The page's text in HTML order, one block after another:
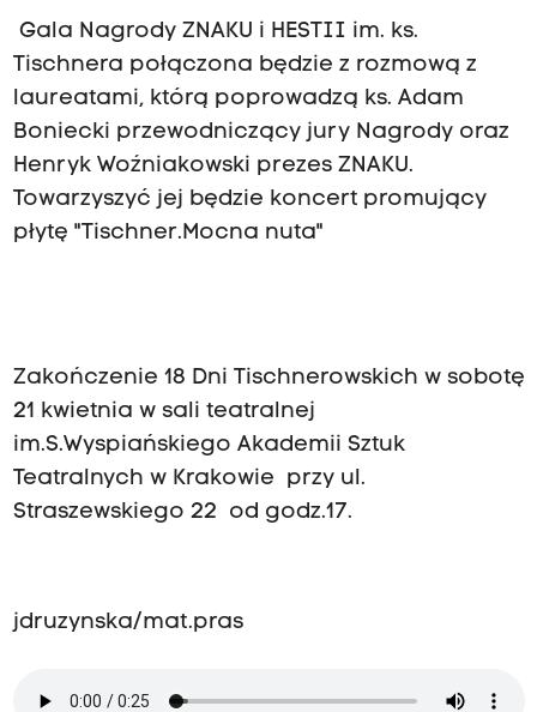
Gala Nagrody ZNAKU i HESTII im. ks.
Tischnera połączona będzie z rozmową z
laureatami, którą poprowadzą ks. Adam
Boniecki przewodniczący jury Nagrody oraz
Henryk Woźniakowski prezes ZNAKU.
Towarzyszyć jej będzie koncert promujący
płytę "Tischner.Mocna nuta"
Zakończenie 18 Dni Tischnerowskich w sobotę
21 kwietnia w sali teatralnej
im.S.Wyspiańskiego Akademii Sztuk
Teatralnych w Krakowie przy ul.
Straszewskiego 22 od godz.17.
jdruzynska/mat.pras